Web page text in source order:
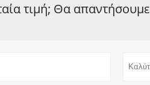
τιμή; Θα